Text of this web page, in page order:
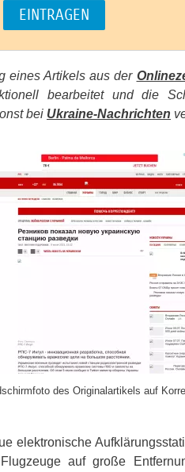
eines Artikels aus der
bearbeitet und die
bei Ukraine-Nachrichten
des Originalartikels auf
elektronische
auf große